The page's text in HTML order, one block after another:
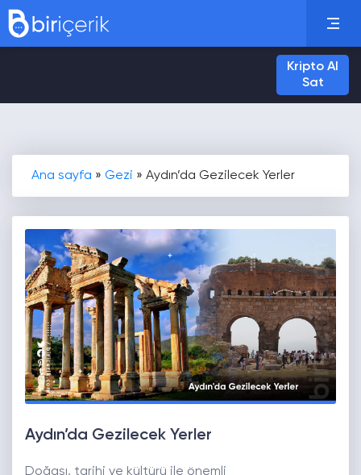
Kripto Al
Sat
Ana sayfa » Gezi » Aydın’da Gezilecek Yerler
Aydın’da Gezilecek Yerler
Doğası, tarihi ve kültürü ile önemli